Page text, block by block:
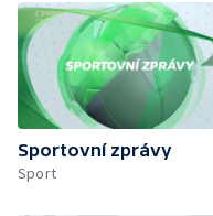
Sportovní zprávy
Sport